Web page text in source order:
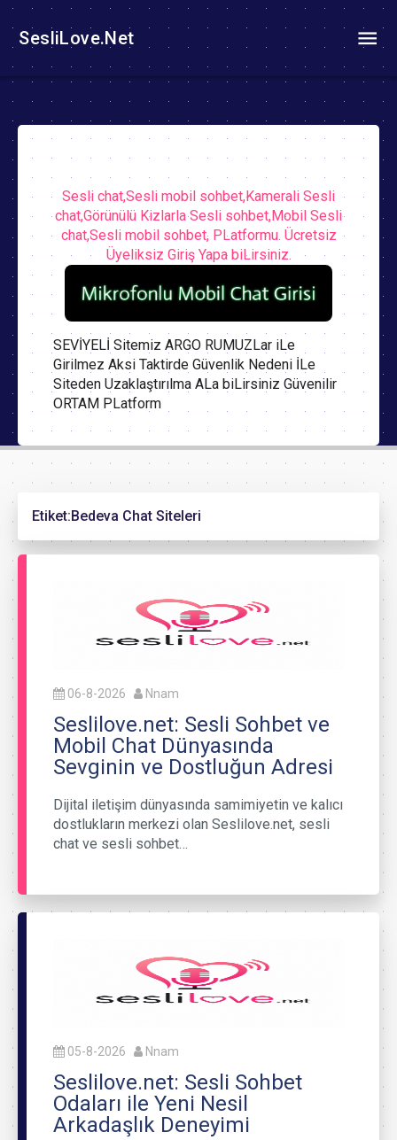
SesliLove.Net
Sesli chat,Sesli mobil sohbet,Kamerali Sesli
chat,Görünülü Kizlarla Sesli sohbet,Mobil Sesli
chat,Sesli mobil sohbet, PLatformu. Ücretsiz
Üyeliksiz Giriş Yapa biLirsiniz.
SEVİYELİ Sitemiz ARGO RUMUZLar iLe
Girilmez Aksi Taktirde Güvenlik Nedeni İLe
Siteden Uzaklaştırılma ALa biLirsiniz Güvenilir
ORTAM PLatform
Etiket:Bedeva Chat Siteleri
06-8-2026 Nnam
Seslilove.net: Sesli Sohbet ve
Mobil Chat Dünyasında
Sevginin ve Dostluğun Adresi
Dijital iletişim dünyasında samimiyetin ve kalıcı
dostlukların merkezi olan Seslilove.net, sesli
chat ve sesli sohbet…
05-8-2026 Nnam
Seslilove.net: Sesli Sohbet
Odaları ile Yeni Nesil
Arkadaşlık Deneyimi